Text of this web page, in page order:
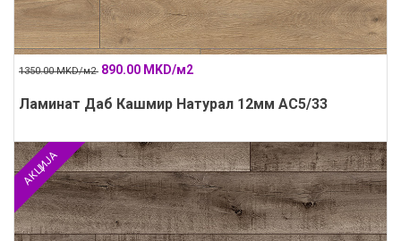
1350.00 MKD/м2 890.00 MKD/м2
Ламинат Даб Кашмир Натурал 12мм АС5/33
АКЦИЈА